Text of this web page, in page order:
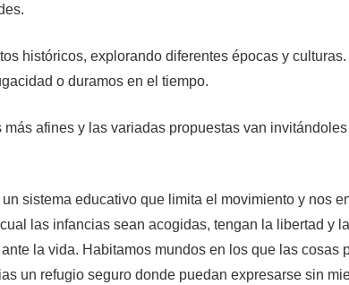
históricos, explorando diferentes épocas y
o duramos en el tiempo.
afines y las variadas propuestas van
sistema educativo que limita el movimiento y nos
las infancias sean acogidas, tengan la libertad y
la vida. Habitamos mundos en los que las cosas
un refugio seguro donde puedan expresarse sin